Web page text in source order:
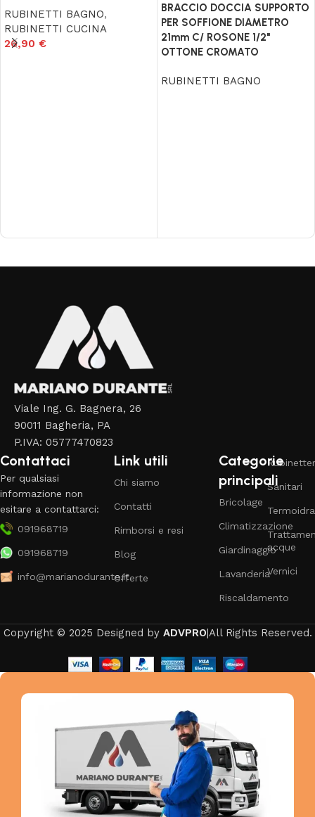
RUBINETTI BAGNO,
RUBINETTI CUCINA
26,90 €
BRACCIO DOCCIA SUPPORTO
PER SOFFIONE DIAMETRO
21mm C/ ROSONE 1/2"
OTTONE CROMATO
RUBINETTI BAGNO
Viale Ing. G. Bagnera, 26
90011 Bagheria, PA
P.IVA: 05777470823
Contattaci
Per qualsiasi
informazione non
esitare a contattarci:
091968719
091968719
info@marianodurante.it
Link utili
Chi siamo
Contatti
Rimborsi e resi
Blog
Offerte
Categorie
principali
Bricolage
Climatizzazione
Giardinaggio
Lavanderia
Riscaldamento
Sanitari
acque
Vernici
Copyright © 2025 Designed by ADVPRO|All Rights Reserved.